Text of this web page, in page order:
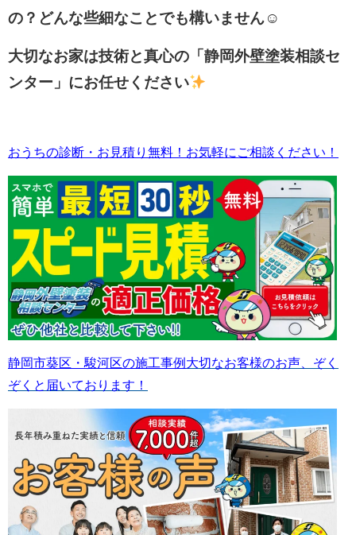
の？どんな些細なことでも構いません☺
大切なお家は技術と真心の「静岡外壁塗装相談セ
ンター」にお任せください
おうちの診断・お見積り無料！お気軽にご相談ください！
静岡市葵区・駿河区の施工事例 大切なお客様のお声、ぞく
ぞくと届いております！